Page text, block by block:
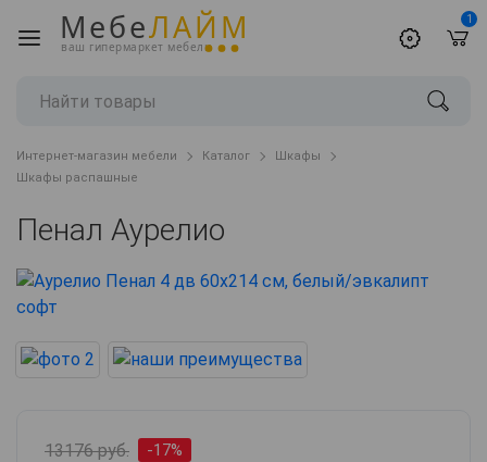
МебеЛАЙМ
ваш гипермаркет мебели
1
Интернет-магазин мебели Каталог
Шкафы
Шкафы распашные
Пенал Аурелио
13176 руб. -17%